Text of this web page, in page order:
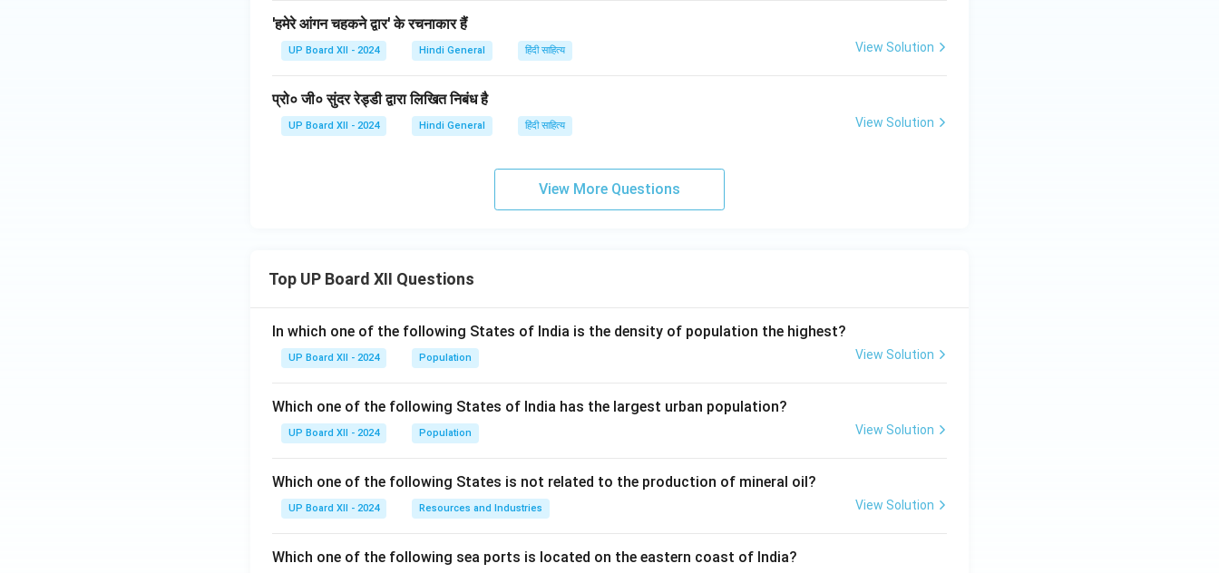
'हमेरे आंगन चहकने द्वार' के रचनाकार हैं
UP Board XII - 2024 Hindi General हिंदी साहित्य View Solution
प्रो० जी० सुंदर रेड्डी द्वारा लिखित निबंध है
UP Board XII - 2024 Hindi General हिंदी साहित्य View Solution
View More Questions
Top UP Board XII Questions
In which one of the following States of India is the density of population the highest?
UP Board XII - 2024 Population View Solution
Which one of the following States of India has the largest urban population?
UP Board XII - 2024 Population View Solution
Which one of the following States is not related to the production of mineral oil?
UP Board XII - 2024 Resources and Industries View Solution
Which one of the following sea ports is located on the eastern coast of India?